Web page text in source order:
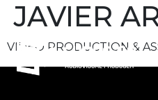
JAVIER
VIDEO PRODUCTION &